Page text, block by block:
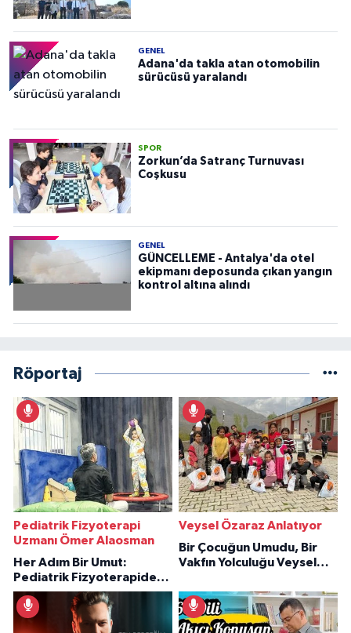
GENEL
Adana'da takla atan otomobilin
sürücüsü yaralandı
SPOR
Zorkun’da Satranç Turnuvası
Coşkusu
GENEL
GÜNCELLEME - Antalya'da otel
ekipmanı deposunda çıkan yangın
kontrol altına alındı
Röportaj
Pediatrik Fizyoterapi
Uzmanı Ömer Alaosman
Her Adım Bir Umut:
Pediatrik Fizyoterapiden
İlham Veren Hikâyeler
Veysel Özaraz Anlatıyor
Bir Çocuğun Umudu, Bir
Vakfın Yolculuğu Veysel